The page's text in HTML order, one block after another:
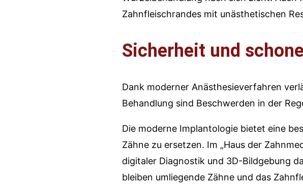
Zahnfleischrandes mit unästhetischen
Sicherheit und
Dank moderner Anästhesieverfahren
Behandlung sind Beschwerden in der
Die moderne Implantologie bietet eine
Zähne zu ersetzen. Im „Haus der
digitaler Diagnostik und 3D-Bildgebung
bleiben umliegende Zähne und das